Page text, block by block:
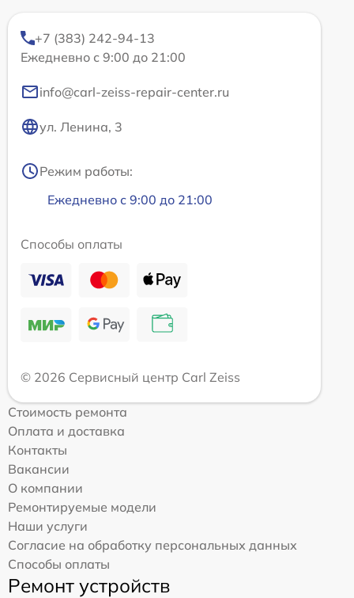
+7 (383) 242-94-13
Ежедневно с 9:00 до 21:00
info@carl-zeiss-repair-center.ru
ул. Ленина, 3
Режим работы:
Ежедневно с 9:00 до 21:00
Способы оплаты
© 2026 Сервисный центр Carl Zeiss
Стоимость ремонта
Оплата и доставка
Контакты
Вакансии
О компании
Ремонтируемые модели
Наши услуги
Согласие на обработку персональных данных
Способы оплаты
Ремонт устройств